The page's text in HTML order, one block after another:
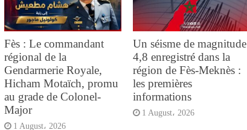
Fès : Le commandant
régional de la
Gendarmerie Royale,
Hicham Motaïch, promu
au grade de Colonel-
Major
1 August، 2026
Un séisme de magnitude
4,8 enregistré dans la
région de Fès-Meknès :
les premières
informations
1 August، 2026